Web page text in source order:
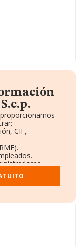
CIF,
otras empresas.